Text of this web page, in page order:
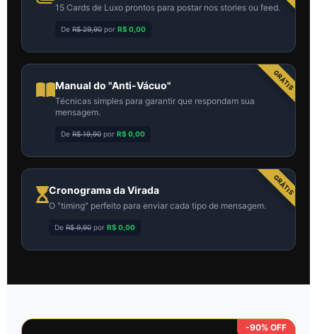
15 Cards de Luxo prontos para postar nos stories ou feed.
De R$ 29,90 por R$ 0,00
GRÁTIS
Manual do "Anti-Vácuo"
Técnicas simples para garantir que respondam sua
mensagem.
De R$ 19,90 por R$ 0,00
GRÁTIS
Cronograma da Virada
O "timing" perfeito para enviar cada tipo de mensagem.
De R$ 9,90 por R$ 0,00
-90% OFF